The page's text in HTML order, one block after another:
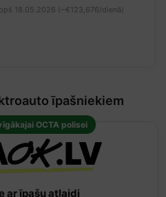
18.05.2026 (~€123,676/dienā)
īpašniekiem
OCTA polisei
ar īpašu atlaidi